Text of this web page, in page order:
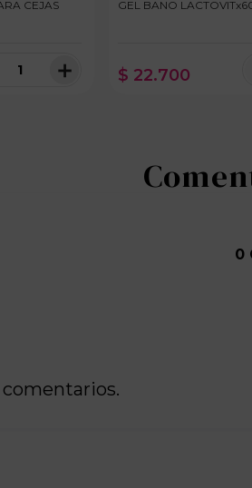
CEJAS
＋
GEL BANO
$ 22.700
0
comentarios.